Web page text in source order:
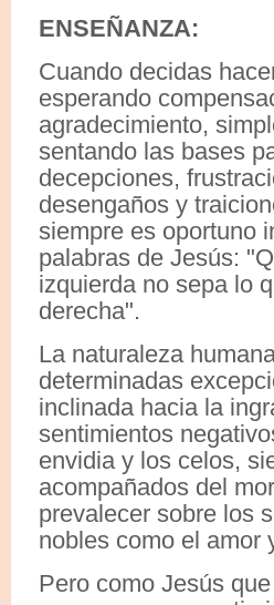
ENSEÑANZA:
Cuando decidas
esperando
agradecimiento,
sentando las bases
decepciones,
desengaños y
siempre es oportuno
palabras de Jesús:
izquierda no sepa lo
derecha".
La naturaleza
determinadas
inclinada hacia la
sentimientos
envidia y los celos,
acompañados del
prevalecer sobre los
nobles como el amor
Pero como Jesús